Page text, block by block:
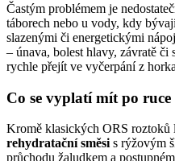
Častým problémem je
táborech nebo u vody, kdy
slazenými či energetickými
–⁠ únava, bolest hlavy, závratě či
rychle přejít ve vyčerpání z
Co se vyplatí mít po
Kromě klasických ORS roztoků
rehydratační směsi s rýžovým
průchodu žaludkem a